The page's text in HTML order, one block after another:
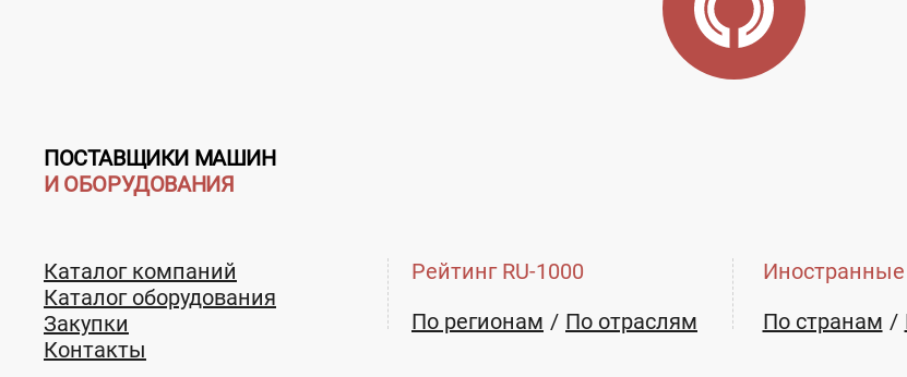
ПОСТАВЩИКИ МАШИН
И ОБОРУДОВАНИЯ
Каталог компаний
Каталог оборудования
Закупки
Контакты
Рейтинг RU-1000
По регионам
По отраслям
По странам